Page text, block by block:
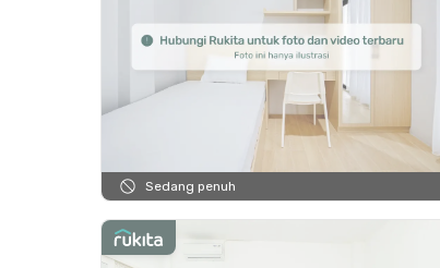
Sedang penuh